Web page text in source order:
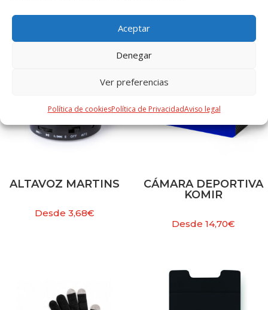
Aceptar
Denegar
Ver preferencias
Política de cookiesPolítica de PrivacidadAviso legal
ALTAVOZ MARTINS
Desde 3,68€
CÁMARA DEPORTIVA
KOMIR
Desde14,70€